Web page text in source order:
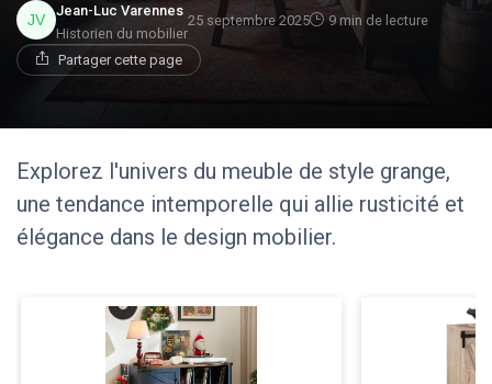
Jean-Luc Varennes
Historien du mobilier
25 septembre 2025 9 min de lecture
Partager cette page
Explorez l'univers du meuble de style grange,
une tendance intemporelle qui allie rusticité et
élégance dans le design mobilier.